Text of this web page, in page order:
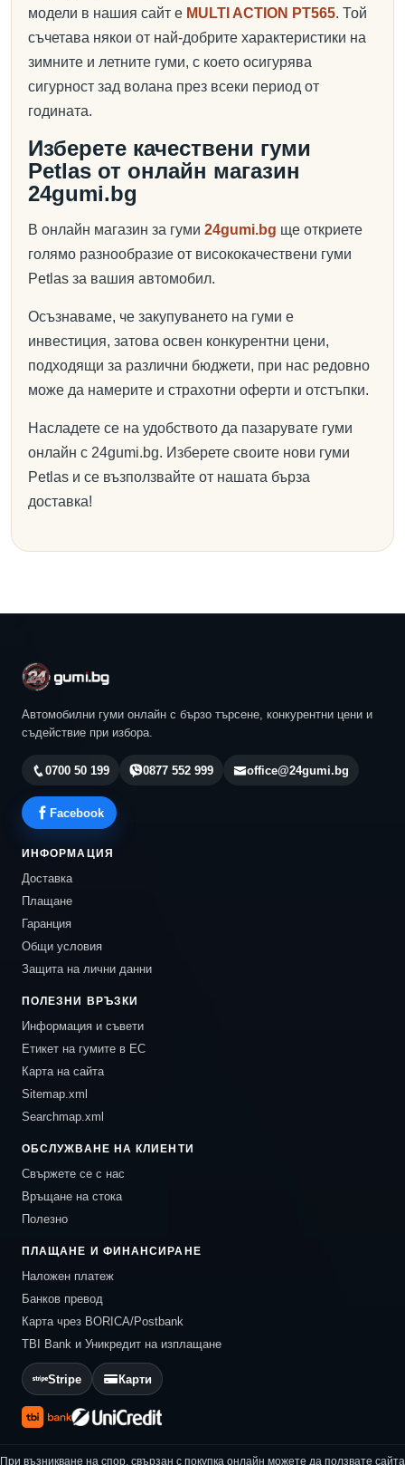
модели в нашия сайт е MULTI ACTION PT565. Той
съчетава някои от най-добрите характеристики на
зимните и летните гуми, с което осигурява
сигурност зад волана през всеки период от
годината.
Изберете качествени гуми
Petlas от онлайн магазин
24gumi.bg
В онлайн магазин за гуми 24gumi.bg ще откриете
голямо разнообразие от висококачествени гуми
Petlas за вашия автомобил.
Осъзнаваме, че закупуването на гуми е
инвестиция, затова освен конкурентни цени,
подходящи за различни бюджети, при нас редовно
може да намерите и страхотни оферти и отстъпки.
Насладете се на удобството да пазарувате гуми
онлайн с 24gumi.bg. Изберете своите нови гуми
Petlas и се възползвайте от нашата бърза
доставка!
Автомобилни гуми онлайн с бързо търсене, конкурентни цени и
съдействие при избора.
0700 50 199 0877 552 999 office@24gumi.bg
Facebook
ИНФОРМАЦИЯ
Доставка
Плащане
Гаранция
Общи условия
Защита на лични данни
ПОЛЕЗНИ ВРЪЗКИ
Информация и съвети
Етикет на гумите в ЕС
Карта на сайта
Sitemap.xml
Searchmap.xml
ОБСЛУЖВАНЕ НА КЛИЕНТИ
Свържете се с нас
Връщане на стока
Полезно
ПЛАЩАНЕ И ФИНАНСИРАНЕ
Наложен платеж
Банков превод
Карта чрез BORICA/Postbank
TBI Bank и Уникредит на изплащане
Stripe Карти
При възникване на спор, свързан с покупка онлайн можете да ползвате сайта